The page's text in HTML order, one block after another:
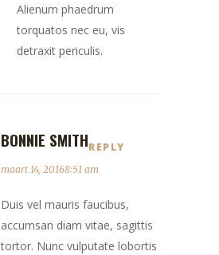
Alienum phaedrum
torquatos nec eu, vis
detraxit periculis.
BONNIE SMITHREPLY
maart 14, 20168:51 am
Duis vel mauris faucibus,
accumsan diam vitae, sagittis
tortor. Nunc vulputate lobortis